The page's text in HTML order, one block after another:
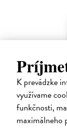
K prevádzke
využívame
funkčnosti,
maximálneho